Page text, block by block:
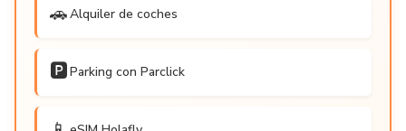
🚗Alquiler de coches
🅿️Parking con Parclick